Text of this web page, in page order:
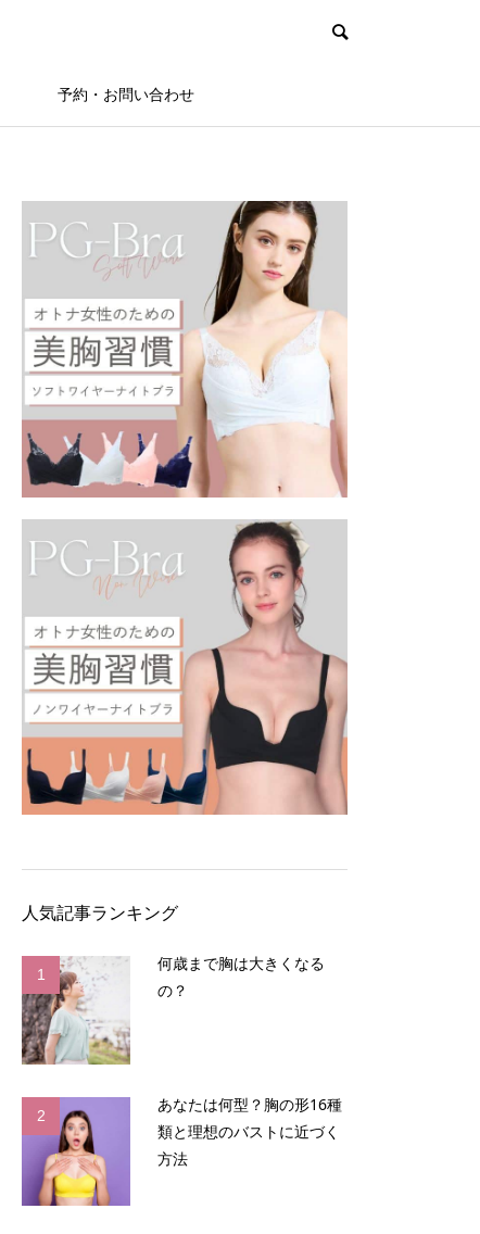
予約・お問い合わせ
人気記事ランキング
1
何歳まで胸は大きくなる
の？
2
あなたは何型？胸の形16種
類と理想のバストに近づく
方法